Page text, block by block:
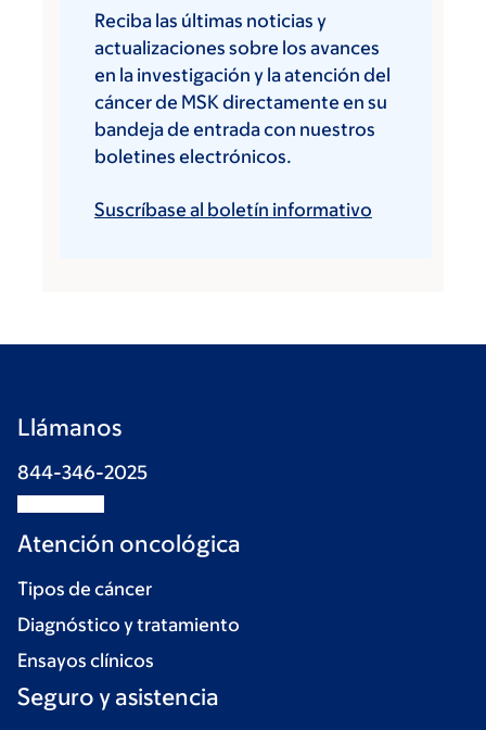
Reciba las últimas noticias y
actualizaciones sobre los avances
en la investigación y la atención del
cáncer de MSK directamente en su
bandeja de entrada con nuestros
boletines electrónicos.
Suscríbase al boletín informativo
Llámanos
844-346-2025
Atención oncológica
Tipos de cáncer
Diagnóstico y tratamiento
Ensayos clínicos
Seguro y asistencia